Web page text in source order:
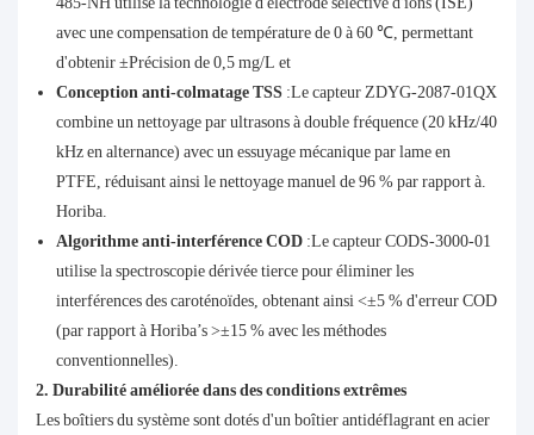
avec une compensation de température de 0 à 60 ℃, permettant
d'obtenir ±Précision de 0,5 mg/L et
Conception anti-colmatage TSS :Le capteur ZDYG-2087-01QX
combine un nettoyage par ultrasons à double fréquence (20 kHz/40
kHz en alternance) avec un essuyage mécanique par lame en
PTFE, réduisant ainsi le nettoyage manuel de 96 % par rapport à.
Horiba.
Algorithme anti-interférence COD :Le capteur CODS-3000-01
utilise la spectroscopie dérivée tierce pour éliminer les
interférences des caroténoïdes, obtenant ainsi <±5 % d'erreur COD
(par rapport à Horiba’s >±15 % avec les méthodes
conventionnelles).
2. Durabilité améliorée dans des conditions extrêmes
Les boîtiers du système sont dotés d'un boîtier antidéflagrant en acier